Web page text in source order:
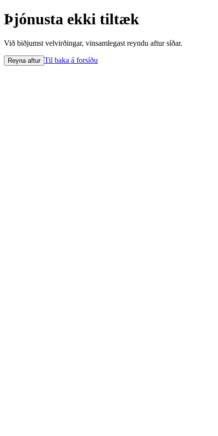
Þjónusta ekki tiltæk
Við biðjumst velvirðingar, vinsamlegast reyndu aftur síðar.
Reyna aftur Til baka á forsíðu